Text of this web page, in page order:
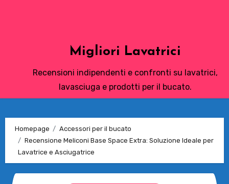
Migliori Lavatrici
Recensioni indipendenti e confronti su lavatrici,
lavasciuga e prodotti per il bucato.
Homepage
Accessori per il bucato
Recensione Meliconi Base Space Extra: Soluzione Ideale per
Lavatrice e Asciugatrice